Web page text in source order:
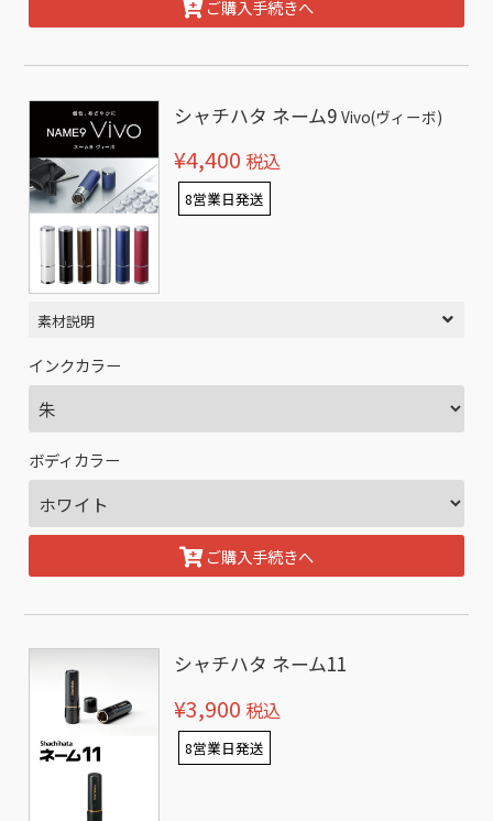
ご購入手続きへ
シャチハタ ネーム9Vivo(ヴィーボ)
¥4,400 税込
8営業日発送
素材説明
インクカラー
ボディカラー
ご購入手続きへ
シャチハタ ネーム11
¥3,900 税込
8営業日発送